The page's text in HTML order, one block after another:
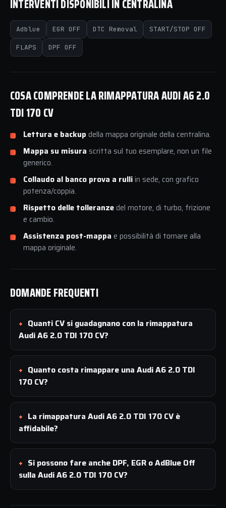
INTERVENTI DISPONIBILI IN CENTRALINA
Adblue EGR OFF DTC Removal START/STOP OFF
FLAPS DPF OFF
COSA COMPRENDE LA RIMAPPATURA AUDI A6 2.0
TDI 170 CV
Lettura e backup della mappa originale della centralina.
Mappa su misura scritta sul tuo esemplare, non un file
generico.
Collaudo al banco prova a rulliin sede, con grafico
potenza/coppia.
Rispetto delle tolleranzedel motore, di turbo, frizione
e cambio.
Assistenza post-mappa e possibilità di tornare alla
mappa originale.
DOMANDE FREQUENTI
Quanti CV si guadagnano con la rimappatura
Audi A6 2.0 TDI 170 CV?
Quanto costa rimappare una Audi A6 2.0 TDI
170 CV?
La rimappatura Audi A6 2.0 TDI 170 CV è
affidabile?
Si possono fare anche DPF, EGR o AdBlue Off
sulla Audi A6 2.0 TDI 170 CV?